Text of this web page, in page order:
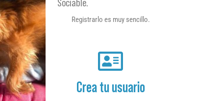
Sociable.
Registrarlo es muy sencillo.
Crea tu usuario